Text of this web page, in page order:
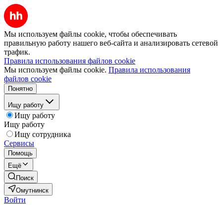
Мы используем файлы cookie, чтобы обеспечивать
правильную работу нашего веб-сайта и анализировать сетевой
трафик.
Правила использования файлов cookie
Мы используем файлы cookie. Правила использования
файлов cookie
Понятно
Ищу работу
Ищу работу
Ищу работу
Ищу сотрудника
Сервисы
Помощь
Ещё
Поиск
Омутнинск
Войти